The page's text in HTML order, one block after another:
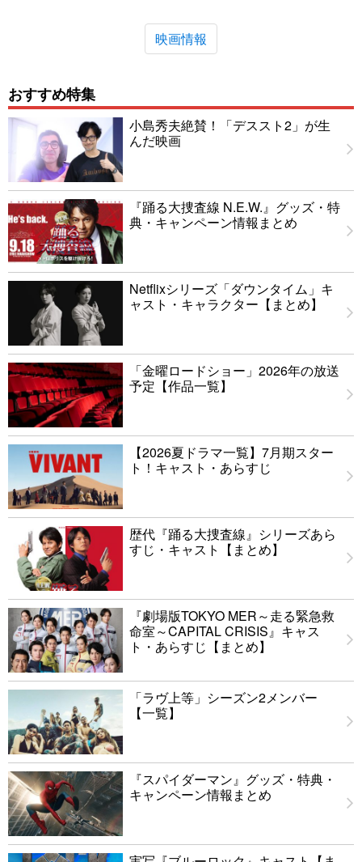
映画情報
おすすめ特集
小島秀夫絶賛！「デススト2」が生
んだ映画
『踊る大捜査線 N.E.W.』グッズ・特
典・キャンペーン情報まとめ
Netflixシリーズ「ダウンタイム」キ
ャスト・キャラクター【まとめ】
「金曜ロードショー」2026年の放送
予定【作品一覧】
【2026夏ドラマ一覧】7月期スター
ト！キャスト・あらすじ
歴代『踊る大捜査線』シリーズあら
すじ・キャスト【まとめ】
『劇場版TOKYO MER～走る緊急救
命室～CAPITAL CRISIS』キャス
ト・あらすじ【まとめ】
「ラヴ上等」シーズン2メンバー
【一覧】
『スパイダーマン』グッズ・特典・
キャンペーン情報まとめ